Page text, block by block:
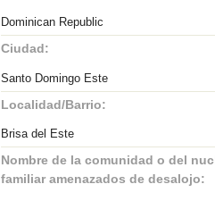
Dominican Republic
Ciudad:
Santo Domingo Este
Localidad/Barrio:
Brisa del Este
Nombre de la comunidad o del
familiar amenazados de desalojo: